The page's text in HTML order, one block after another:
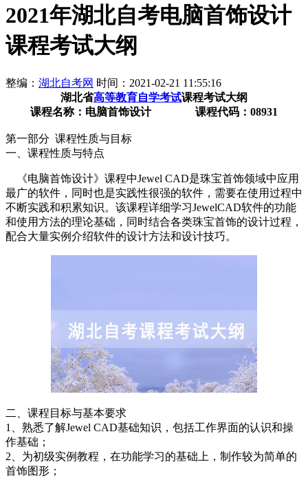
2021年湖北自考电脑首饰设计
课程考试大纲
整编： 湖北自考网 时间：2021-02-21 11:55:16
湖北省高等教育自学考试课程考试大纲
课程名称：电脑首饰设计 课程代码：08931
第一部分 课程性质与目标
一、课程性质与特点
《电脑首饰设计》课程中Jewel CAD是珠宝首饰领域中应用
最广的软件，同时也是实践性很强的软件，需要在使用过程中
不断实践和积累知识。该课程详细学习JewelCAD软件的功能
和使用方法的理论基础，同时结合各类珠宝首饰的设计过程，
配合大量实例介绍软件的设计方法和设计技巧。
二、课程目标与基本要求
1、熟悉了解Jewel CAD基础知识，包括工作界面的认识和操
作基础；
2、为初级实例教程，在功能学习的基础上，制作较为简单的
首饰图形；